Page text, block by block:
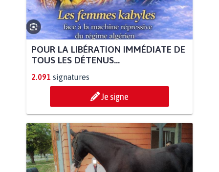
POUR LA LIBÉRATION IMMÉDIATE DE
TOUS LES DÉTENUS...
2.091 signatures
Je signe